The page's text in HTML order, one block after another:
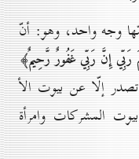
وجه واحد، وهو: أنّ
رَبِّي إِنَّ رَبِّي غَفُورٌ رَّحِيمٌ﴾
إلّا عن بيوت الأ
المشركات وامرأة